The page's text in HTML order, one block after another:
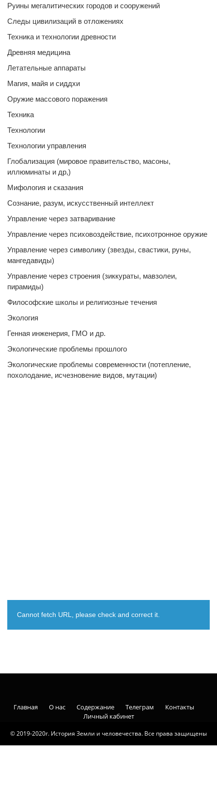
Руины мегалитических городов и сооружений
Следы цивилизаций в отложениях
Техника и технологии древности
Древняя медицина
Летательные аппараты
Магия, майя и сиддхи
Оружие массового поражения
Техника
Технологии
Технологии управления
Глобализация (мировое правительство, масоны,
иллюминаты и др,)
Мифология и сказания
Сознание, разум, искусственный интеллект
Управление через затваривание
Управление через психовоздействие, психотронное оружие
Управление через символику (звезды, свастики, руны,
мангедавиды)
Управление через строения (зиккураты, мавзолеи,
пирамиды)
Философские школы и религиозные течения
Экология
Генная инженерия, ГМО и др.
Экологические проблемы прошлого
Экологические проблемы современности (потепление,
похолодание, исчезновение видов, мутации)
Cannot fetch URL, please check and correct it.
© 2019-2020г. История Земли и человечества. Все права защищены
Главная О нас Содержание Телеграм
Контакты
Личный кабинет